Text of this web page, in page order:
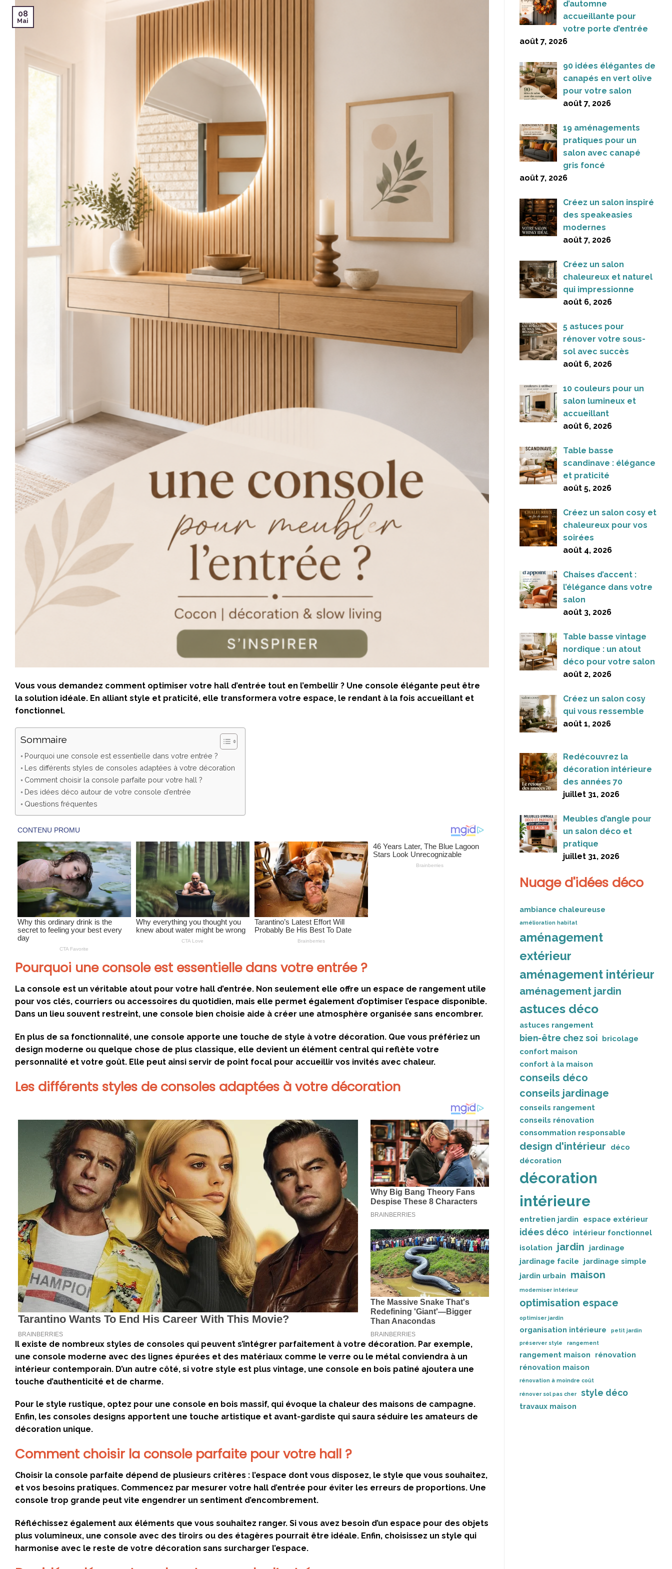
08
Mai
Vous vous demandez comment optimiser votre hall d’entrée tout en l’embellir ? Une console élégante peut être
la solution idéale. En alliant style et praticité, elle transformera votre espace, le rendant à la fois accueillant et
fonctionnel.
Sommaire
Pourquoi une console est essentielle dans votre entrée ?
Les différents styles de consoles adaptées à votre décoration
Comment choisir la console parfaite pour votre hall ?
Des idées déco autour de votre console d’entrée
Questions fréquentes
Pourquoi une console est essentielle dans votre entrée ?
La console est un véritable atout pour votre hall d’entrée. Non seulement elle offre un espace de rangement utile
pour vos clés, courriers ou accessoires du quotidien, mais elle permet également d’optimiser l’espace disponible.
Dans un lieu souvent restreint, une console bien choisie aide à créer une atmosphère organisée sans encombrer.
En plus de sa fonctionnalité, une console apporte une touche de style à votre décoration. Que vous préfériez un
design moderne ou quelque chose de plus classique, elle devient un élément central qui reflète votre
personnalité et votre goût. Elle peut ainsi servir de point focal pour accueillir vos invités avec chaleur.
Les différents styles de consoles adaptées à votre décoration
Il existe de nombreux styles de consoles qui peuvent s’intégrer parfaitement à votre décoration. Par exemple,
une console moderne avec des lignes épurées et des matériaux comme le verre ou le métal conviendra à un
intérieur contemporain. D’un autre côté, si votre style est plus vintage, une console en bois patiné ajoutera une
touche d’authenticité et de charme.
Pour le style rustique, optez pour une console en bois massif, qui évoque la chaleur des maisons de campagne.
Enfin, les consoles designs apportent une touche artistique et avant-gardiste qui saura séduire les amateurs de
décoration unique.
Comment choisir la console parfaite pour votre hall ?
Choisir la console parfaite dépend de plusieurs critères : l’espace dont vous disposez, le style que vous souhaitez,
et vos besoins pratiques. Commencez par mesurer votre hall d’entrée pour éviter les erreurs de proportions. Une
console trop grande peut vite engendrer un sentiment d’encombrement.
Réfléchissez également aux éléments que vous souhaitez ranger. Si vous avez besoin d’un espace pour des objets
plus volumineux, une console avec des tiroirs ou des étagères pourrait être idéale. Enfin, choisissez un style qui
harmonise avec le reste de votre décoration sans surcharger l’espace.
d’automne
accueillante pour
votre porte d’entrée
août 7, 2026
90 idées élégantes de
canapés en vert olive
pour votre salon
août 7, 2026
19 aménagements
pratiques pour un
salon avec canapé
gris foncé
août 7, 2026
Créez un salon inspiré
des speakeasies
modernes
août 7, 2026
Créez un salon
chaleureux et naturel
qui impressionne
août 6, 2026
5 astuces pour
rénover votre sous-
sol avec succès
août 6, 2026
10 couleurs pour un
salon lumineux et
accueillant
août 6, 2026
Table basse
scandinave : élégance
et praticité
août 5, 2026
Créez un salon cosy et
chaleureux pour vos
soirées
août 4, 2026
Chaises d’accent :
l’élégance dans votre
salon
août 3, 2026
Table basse vintage
nordique : un atout
déco pour votre salon
août 2, 2026
Créez un salon cosy
qui vous ressemble
août 1, 2026
Redécouvrez la
décoration intérieure
des années 70
juillet 31, 2026
Meubles d’angle pour
un salon déco et
pratique
juillet 31, 2026
Nuage d'idées déco
ambiance chaleureuse
amélioration habitat
aménagement
extérieur
aménagement intérieur
aménagement jardin
astuces déco
astuces rangement
bien-être chez soi bricolage
confort maison
confort à la maison
conseils déco
conseils jardinage
conseils rangement
conseils rénovation
consommation responsable
design d'intérieur
déco
décoration
décoration
intérieure
entretien jardin espace extérieur
idées déco intérieur fonctionnel
isolation
jardin
jardinage
jardinage facile
jardinage simple
jardin urbain
maison
moderniser intérieur
optimisation espace
optimiser jardin
organisation intérieure petit jardin
préserver style rangement
rangement maison
rénovation
rénovation maison
rénovation à moindre coût
rénover sol pas cher style déco
travaux maison